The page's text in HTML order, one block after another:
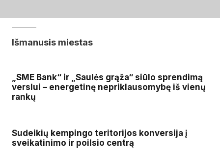
Išmanusis miestas
„SME Bank“ ir „Saulės grąža“ siūlo sprendimą
verslui – energetinę nepriklausomybę iš vienų
rankų
Sudeikių kempingo teritorijos konversija į
sveikatinimo ir poilsio centrą